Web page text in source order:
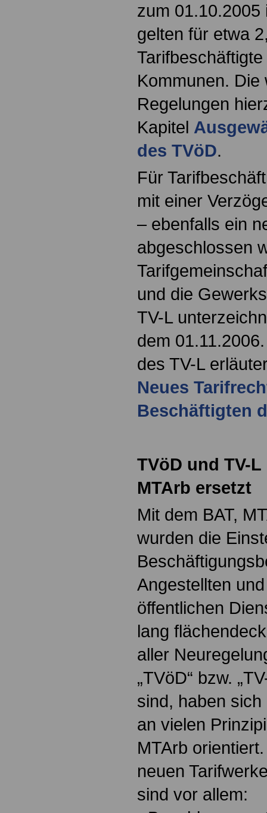
zum
gelten für etwa
Kommunen. Die
Regelungen
Kapitel
des TVöD.
Für
mit einer
– ebenfalls ein
abgeschlossen
und die
TV-L
dem
des TV-L
Neues
Beschäftigten
TVöD und TV-
MTArb ersetzt
Mit dem BAT,
wurden die
Angestellten
öffentlichen
lang
aller
„TVöD“ bzw.
sind, haben
an vielen
MTArb
neuen
sind vor allem: